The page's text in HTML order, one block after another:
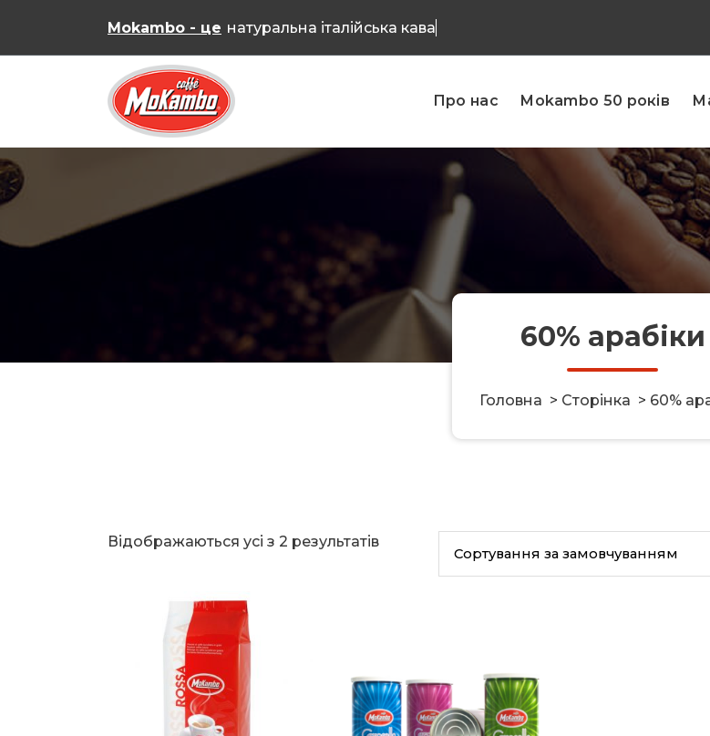
content
Mokambo - це натуральна італійська кава
Про нас Mokambo 50 років
60% арабіки
Головна > Сторінка > 60%
Відображаються усі з 2 результатів